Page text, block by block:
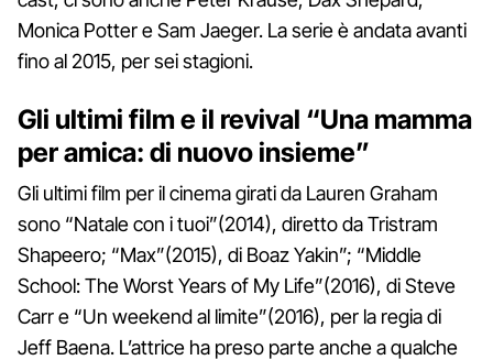
Monica Potter e Sam Jaeger. La serie è andata avanti
fino al 2015, per sei stagioni.
Gli ultimi film e il revival “Una mamma
per amica: di nuovo insieme”
Gli ultimi film per il cinema girati da Lauren Graham
sono “Natale con i tuoi”(2014), diretto da Tristram
Shapeero; “Max”(2015), di Boaz Yakin”; “Middle
School: The Worst Years of My Life”(2016), di Steve
Carr e “Un weekend al limite”(2016), per la regia di
Jeff Baena. L’attrice ha preso parte anche a qualche